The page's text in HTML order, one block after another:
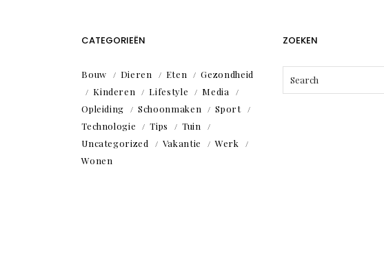
CATEGORIEËN
Bouw Dieren Eten
Gezondheid
Kinderen
Lifestyle
Media
Opleiding
Schoonmaken
Sport
Technologie
Tips
Tuin
Uncategorized
Vakantie
Werk
Wonen
ZOEKEN